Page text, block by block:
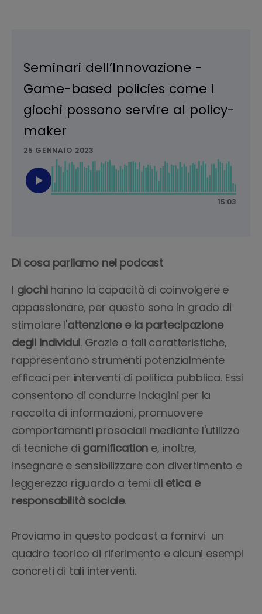
Di cosa parliamo nel podcast
I giochi hanno la capacità di coinvolgere e
appassionare, per questo sono in grado di
stimolare l'attenzione e la partecipazione
degli individui. Grazie a tali caratteristiche,
rappresentano strumenti potenzialmente
efficaci per interventi di politica pubblica. Essi
consentono di condurre indagini per la
raccolta di informazioni, promuovere
comportamenti prosociali mediante l'utilizzo
di tecniche di gamification e, inoltre,
insegnare e sensibilizzare con divertimento e
leggerezza riguardo a temi di etica e
responsabilità sociale.
Proviamo in questo podcast a fornirvi un
quadro teorico di riferimento e alcuni esempi
concreti di tali interventi.